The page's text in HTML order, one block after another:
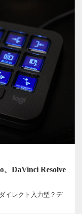
DaVinci Resolve
イレクト入力型？デ